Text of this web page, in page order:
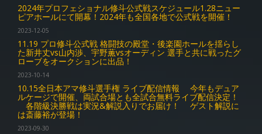
2024年プロフェショナル修斗公式戦スケジュール1.28ニュー
ピアホールにて開幕！2024年も全国各地で公式戦を開催！
2023-12-05
11.19 プロ修斗公式戦 格闘技の殿堂・後楽園ホールを揺らし
た新井丈vs山内渉、宇野薫vsオーディン 選手と共に戦ったグ
ローブをオークションに出品！
2023-10-14
10.15全日本アマ修斗選手権 ライブ配信情報 今年もデュア
ルケージで開催、両試合場とも全試合無料ライブ配信決定！
各階級決勝戦は実況&解説入りでお届け！ ゲスト解説に
は斎藤裕が登場！
2023-09-30